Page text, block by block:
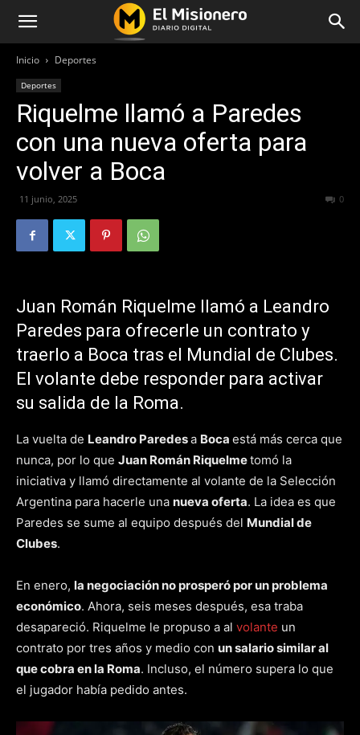
Inicio Deportes
Deportes
Riquelme llamó a Paredes
con una nueva oferta para
volver a Boca
11 junio, 2025 0
Juan Román Riquelme llamó a Leandro
Paredes para ofrecerle un contrato y
traerlo a Boca tras el Mundial de Clubes.
El volante debe responder para activar
su salida de la Roma.
La vuelta de Leandro Paredesa Boca está más cerca que
nunca, por lo que Juan Román Riquelmetomó la
iniciativa y llamó directamente al volante de la Selección
Argentina para hacerle una nueva oferta. La idea es que
Paredes se sume al equipo después del Mundial de
Clubes.
En enero, la negociación no prosperó por un problema
económico. Ahora, seis meses después, esa traba
desapareció. Riquelme le propuso a al volante un
contrato por tres años y medio con un salario similar al
que cobra en la Roma. Incluso, el número supera lo que
el jugador había pedido antes.